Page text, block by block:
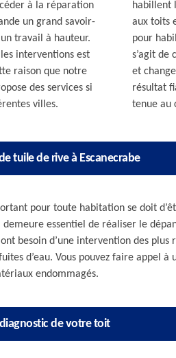
à la réparation
un grand savoir-
travail à hauteur.
interventions est
raison que notre
des services si
villes.
habillent
aux toits
pour
s’agit de
et
résultat
tenue au
tuile de rive à Escanecrabe
pour toute habitation se doit
essentiel de réaliser le
besoin d’une intervention des plus
d’eau. Vous pouvez faire appel
endommagés.
de votre toit